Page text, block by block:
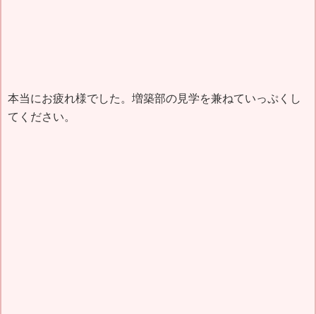
本当にお疲れ様でした。増築部の見学を兼ねていっぷくし
てください。